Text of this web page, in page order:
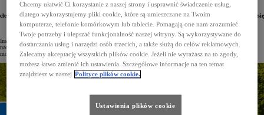
Do floty brytyjskiego zarządu dróg krajowych i autostrad National Highways dołączyły nowe
elektryczne modele Toyoty o zerowej emisji – PROACE Electric oraz bZ4X. Organizacja zdecydowała się
na auta japońskiego producenta ze względu na ich bezawaryjność oraz wysoką wydajność napędu
na baterie.
Instytucje w Wielkiej Brytanii systematycznie obniżają poziom emisji swojej floty aut. National Highways
nadzorująca 4500 mil brytyjskich autostrad i dróg właśnie rozszerzyła swój park pojazdów o zeroemisyjne
modele Toyoty – 40 elektrycznych SUV-ów bZ4X oraz 18 vanów PROACE Electric.
Chcemy ułatwić Ci korzystanie z naszej strony i usprawnić świadczenie usług,
dlatego wykorzystujemy pliki cookie, które są umieszczane na Twoim
komputerze, telefonie komórkowym lub tablecie. Pomagają one nam zrozumieć
Twoje potrzeby i ulepszać funkcjonalność naszej witryny. Są wykorzystywane do
dostarczania usług i narzędzi osób trzecich, a także służą do celów reklamowych.
Zalecamy akceptację wszystkich plików cookie. Jeżeli nie wyrażasz na to zgody,
możesz łatwo zmienić ich ustawienia. Szczegółowe informacje na ten temat
znajdziesz w naszej Polityce plików cookie.
Ustawienia plików cookie